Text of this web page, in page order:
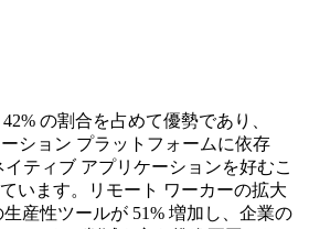
42% の割合を占めて優勢であり、
ション プラットフォームに依存
イティブ アプリケーションを好むこ
います。リモート ワーカーの拡大
生産性ツールが 51% 増加し、企業の